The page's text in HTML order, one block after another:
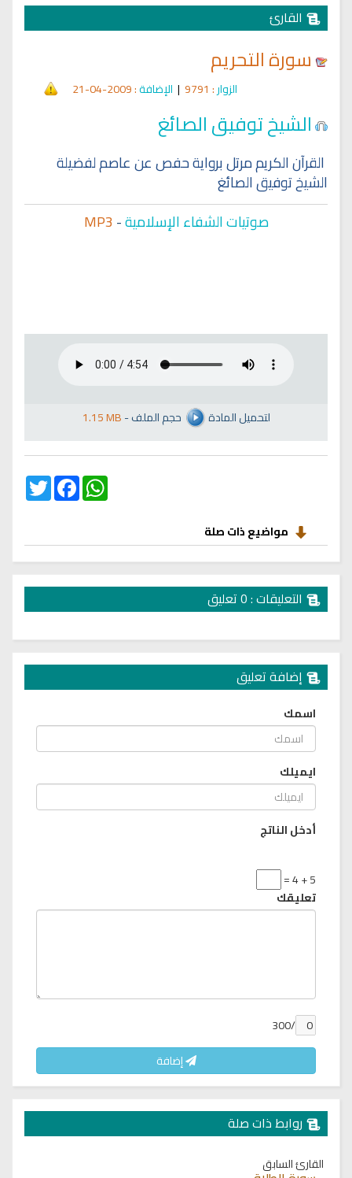
القارئ
سورة التحريم
الزوار: 9791
| الإضافة: 2009-04-21
الشيخ توفيق الصائغ
القرآن الكريم مرتل برواية حفص عن عاصم لفضيلة
الشيخ توفيق الصائغ
صوتيات الشفاء الإسلامية-
MP3
1.15 MB- لتحميل المادة حجم الملف
Twitter
FacebookWhatsApp
مواضيع ذات صلة
التعليقات : 0 تعليق
إضافة تعليق
اسمك
ايميلك
أدخل الناتج
5 + 4 =
تعليقك
/300
إضافة
روابط ذات صلة
القارئ السابق